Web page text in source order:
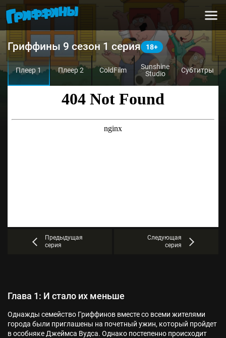
Гриффины 9 сезон 1 серия
Плеер 1 Плеер 2 ColdFilm
Sunshine
Studio
Субтитры
Предыдущая
серия
Следующая
серия
Глава 1: И стало их меньше
Однажды семейство Гриффинов вместе со всеми жителями
города были приглашены на почетный ужин, который пройдет
в особняке Джеймса Вудса. Однако постепенно происходит